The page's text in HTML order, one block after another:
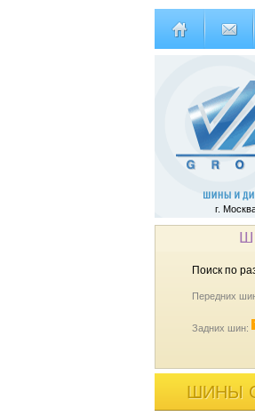
г.
Поиск по
Передних
Задних шин:
ШИНЫ